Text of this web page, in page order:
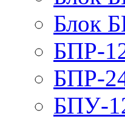
Блок
БПР-
БПР-
БПУ-